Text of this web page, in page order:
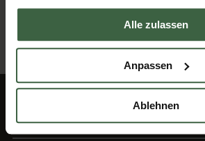
gesammelt haben.
Alle zulassen
Anpassen
Ablehnen
Back to top